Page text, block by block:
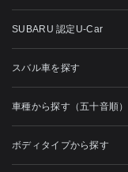
SUBARU 認定U-Car
スバル車を探す
車種から探す（五十音順）
ボディタイプから探す